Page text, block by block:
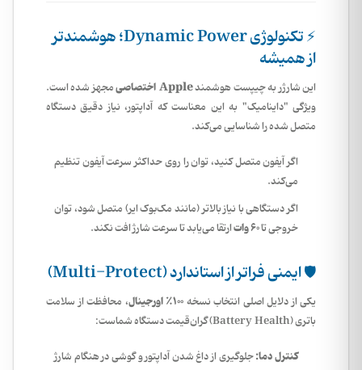
⚡ تکنولوژی Dynamic Power؛ هوشمندتر
از همیشه
این شارژر به چیپست هوشمندApple اختصاصی
مجهز شده است.
ویژگی "داینامیک" به این معناست که آداپتور، نیاز دقیق دستگاه
متصل شده را شناسایی می‌کند.
اگر آیفون متصل کنید، توان را روی حداکثر سرعت آیفون تنظیم
می‌کند.
اگر دستگاهی با نیاز بالاتر (مانند مک‌بوک ایر) متصل شود، توان
خروجی تا۶۰ وات ارتقا می‌یابد تا سرعت شارژ افت نکند.
🛡 ایمنی فراتر از استاندارد (Multi-Protect)
یکی از دلایل اصلی انتخاب نسخه ۱۰۰٪ اورجینال
، محافظت از سلامت
باتری (Battery Health) گران‌قیمت دستگاه شماست:
کنترل دما:جلوگیری از داغ شدن آداپتور و گوشی در هنگام شارژ